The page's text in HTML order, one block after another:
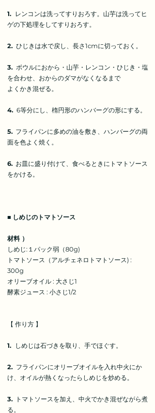
1.
レンコンは洗ってすりおろす。山芋は洗ってヒ
ゲの下処理をしてすりおろす。
2. ひじきは水で戻し、長さ1cmに切っておく。
3. ボウルにおから・山芋・レンコン・ひじき・塩
を合わせ、おからのダマがなくなるまで
よくかき混ぜる。
4. 6等分にし、楕円形のハンバーグの形にする。
5. フライパンに多めの油を敷き、ハンバーグの両
面を色よく焼く。
6. お皿に盛り付けて、食べるときにトマトソース
をかける。
■ しめじのトマトソース
材料 ）
しめじ:１パック弱（80g)
トマトソース（アルチェネロトマトソース) :
300g
オリーブオイル : 大さじ1
酵素ジュース : 小さじ1/2
【 作り方 】
1. しめじは石づきを取り、手でほぐす。
2. フライパンにオリーブオイルを入れ中火にか
け、オイルが熱くなったらしめじを炒める。
3. トマトソースを加え、中火でかき混ぜながら煮
る。